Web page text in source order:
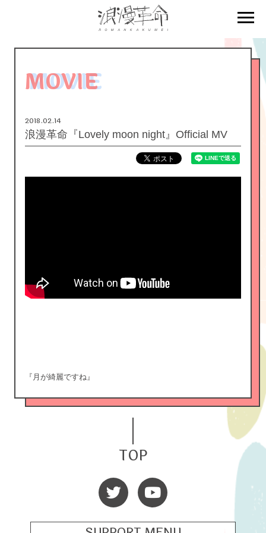
SPECIAL
BIRTHDAY MAIL
MAIL MAGAZINE
MOVIE
2018.02.14
浪漫革命『Lovely moon night』Official MV
『月が綺麗ですね』
TOP